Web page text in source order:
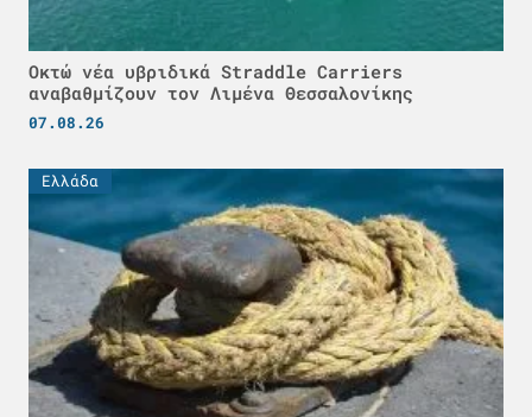
Οκτώ νέα υβριδικά Straddle Carriers
αναβαθμίζουν τον Λιμένα Θεσσαλονίκης
07.08.26
Ελλάδα